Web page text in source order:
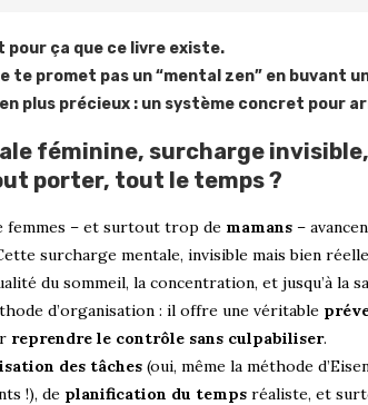
pour ça que ce livre existe.
te promet pas un “mental zen” en buvant
plus précieux : un système concret pour
féminine, surcharge
porter, tout le temps ?
femmes – et surtout trop de mamans –
surcharge mentale, invisible mais bien
du sommeil, la concentration, et jusqu’à la
d’organisation : il offre une véritable
reprendre le contrôle sans culpabiliser.
des tâches (oui, même la méthode
!), de planification du temps réaliste, et